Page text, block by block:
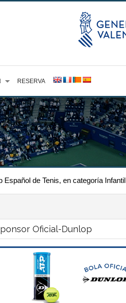
RESERVA
Español de Tenis, en categoría Infantil
Oficial-Dunlop